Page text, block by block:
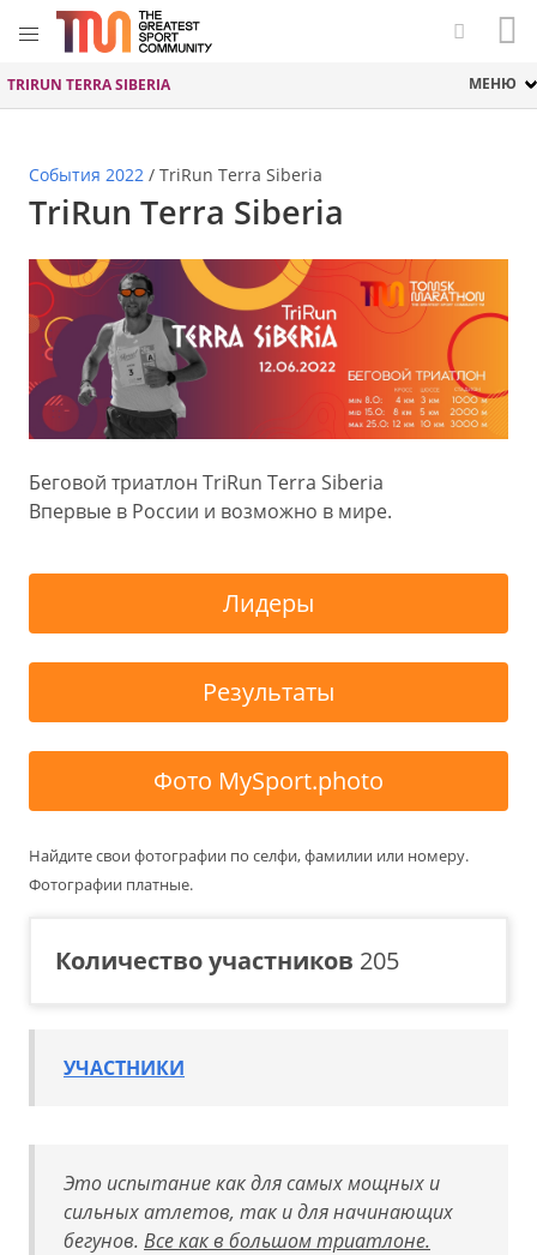
TRIRUN TERRA SIBERIA МЕНЮ
События 2022 / TriRun Terra Siberia
TriRun Terra Siberia
Беговой триатлон TriRun Terra Siberia
Впервые в России и возможно в мире.
Лидеры
Результаты
Фото MySport.photo
Найдите свои фотографии по селфи, фамилии или номеру.
Фотографии платные.
Количество участников 205
УЧАСТНИКИ
Это испытание как для самых мощных и
сильных атлетов, так и для начинающих
бегунов. Все как в большом триатлоне.